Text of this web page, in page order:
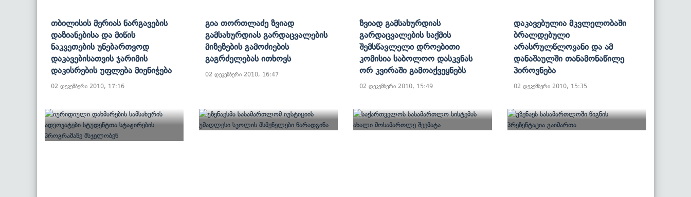
Თბილისის Მერიას Ნარგავების
Დაზიანებისა Და Მიწის
Ნაკვეთების Უნებართვოდ
Დაკავებისათვის Ჯარიმის
Დაკისრების Უფლება Მიენიჭება
02 დეკემბერი 2010, 17:16
Გია Თორთლაძე Ზვიად
Გამსახურდიას Გარდაცვალების
Მიზეზების Გამოძიების
Გაგრძელებას Ითხოვს
02 დეკემბერი 2010, 16:47
Ზვიად Გამსახურდიას
Გარდაცვალების Საქმის
Შემსწავლელი Დროებითი
Კომისია Საბოლოო Დასკვნას
Ორ Კვირაში Გამოაქვეყნებს
02 დეკემბერი 2010, 15:49
Დაკავებულია Მკვლელობაში
Ბრალდებული
Არასრულწლოვანი Და Ამ
Დანაშაულში Თანამონაწილე
Პიროვნება
02 დეკემბერი 2010, 15:35